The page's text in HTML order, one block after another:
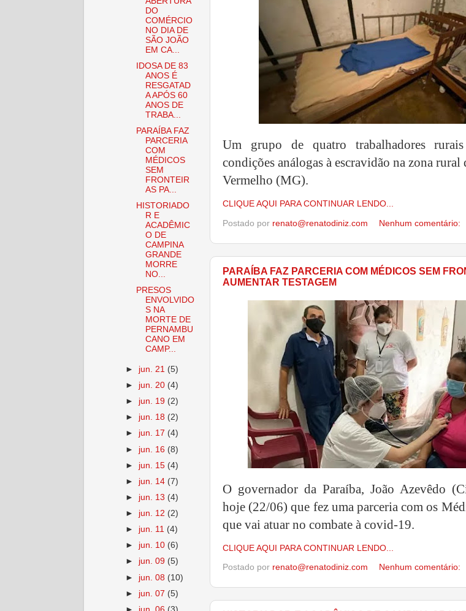
Um grupo de quatro trabalhadores
condições análogas à escravidão na zona
Vermelho (MG).
CLIQUE AQUI PARA CONTINUAR LENDO...
Postado por renato@renatodiniz.com Nenhum comentário:
PARAÍBA FAZ PARCERIA COM MÉDICOS SEM
AUMENTAR TESTAGEM
O governador da Paraíba, João Azevêdo
hoje (22/06) que fez uma parceria com os
que vai atuar no combate à covid-19.
CLIQUE AQUI PARA CONTINUAR LENDO...
Postado por renato@renatodiniz.com Nenhum comentário:
DO
COMÉRCIO
NO DIA DE
SÃO JOÃO
EM CA...
IDOSA DE 83
ANOS É
RESGATAD
A APÓS 60
ANOS DE
TRABA...
PARAÍBA FAZ
PARCERIA
COM
MÉDICOS
SEM
FRONTEIR
AS PA...
HISTORIADO
R E
ACADÊMIC
O DE
CAMPINA
GRANDE
MORRE
NO...
PRESOS
ENVOLVIDO
S NA
MORTE DE
PERNAMBU
CANO EM
CAMP...
► jun. 21 (5)
► jun. 20 (4)
► jun. 19 (2)
► jun. 18 (2)
► jun. 17 (4)
► jun. 16 (8)
► jun. 15 (4)
► jun. 14 (7)
► jun. 13 (4)
► jun. 12 (2)
► jun. 11 (4)
► jun. 10 (6)
► jun. 09 (5)
► jun. 08 (10)
► jun. 07 (5)